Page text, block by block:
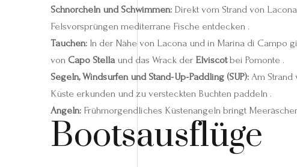
Schnorcheln und Schwimmen: Direkt vom Strand von
Felsvorsprüngen mediterrane Fische entdecken .
Tauchen: In der Nähe von Lacona und in Marina di Campo
von Capo Stellaund das Wrack der Elviscotbei Pomonte .
Segeln, Windsurfen und Stand‑Up‑Paddling (SUP): Am Strand
Küste erkunden und zu versteckten Buchten paddeln .
Angeln: Frühmorgendliches Küstenangeln bringt
Bootsausflüge